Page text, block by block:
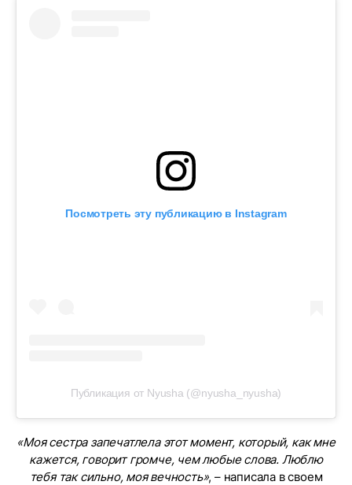
Посмотреть эту публикацию в Instagram
Публикация от Nyusha (@nyusha_nyusha)
«Моя сестра запечатлела этот момент, который, как мне
кажется, говорит громче, чем любые слова. Люблю
тебя так сильно, моя вечность», – написала в своем